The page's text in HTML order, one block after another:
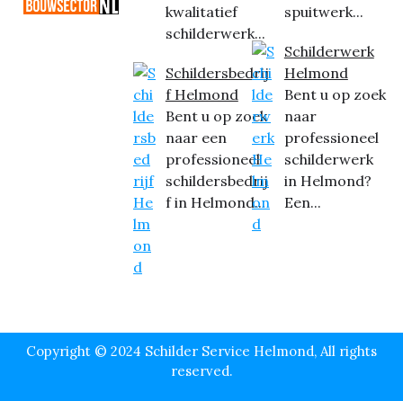
kwalitatief
schilderwerk...
Schildersbedrij
f Helmond
Bent u op zoek
naar een
professioneel
schildersbedrij
f in Helmond...
spuitwerk...
Schilderwerk
Helmond
Bent u op zoek
naar
professioneel
schilderwerk
in Helmond?
Een...
Copyright © 2024 Schilder Service Helmond, All rights
reserved.